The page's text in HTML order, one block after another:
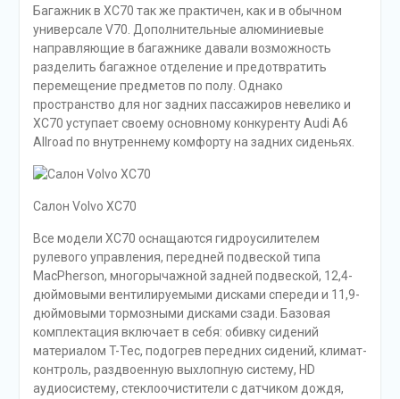
Багажник в XC70 так же практичен, как и в обычном
универсале V70. Дополнительные алюминиевые
направляющие в багажнике давали возможность
разделить багажное отделение и предотвратить
перемещение предметов по полу. Однако
пространство для ног задних пассажиров невелико и
XC70 уступает своему основному конкуренту Audi A6
Allroad по внутреннему комфорту на задних сиденьях.
Салон Volvo XC70
Все модели XC70 оснащаются гидроусилителем
рулевого управления, передней подвеской типа
MacPherson, многорычажной задней подвеской, 12,4-
дюймовыми вентилируемыми дисками спереди и 11,9-
дюймовыми тормозными дисками сзади. Базовая
комплектация включает в себя: обивку сидений
материалом T-Tec, подогрев передних сидений, климат-
контроль, раздвоенную выхлопную систему, HD
аудиосистему, стеклоочистители с датчиком дождя,